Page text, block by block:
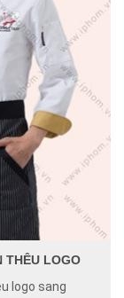
THÊU LOGO
logo sang